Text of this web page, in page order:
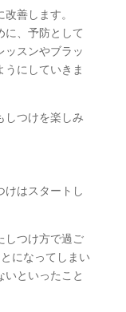
善します。
に、予防として
ッスンやブラッ
うにしていきま
しつけを楽しみ
けはスタートし
しつけ方で過ご
になってしまい
いといったこと